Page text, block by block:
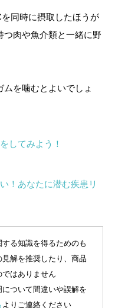
同時に摂取したほうが
つ肉や魚介類と一緒に野
を噛むとよいでしょ
してみよう！
！あなたに潜む疾患リ
る知識を得るためのも
解を推奨したり、商品
はありません
ついて間違いや誤解を
よりご連絡ください